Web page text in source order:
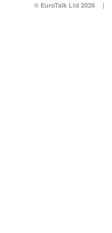
© EuroTalk Ltd 2026 |